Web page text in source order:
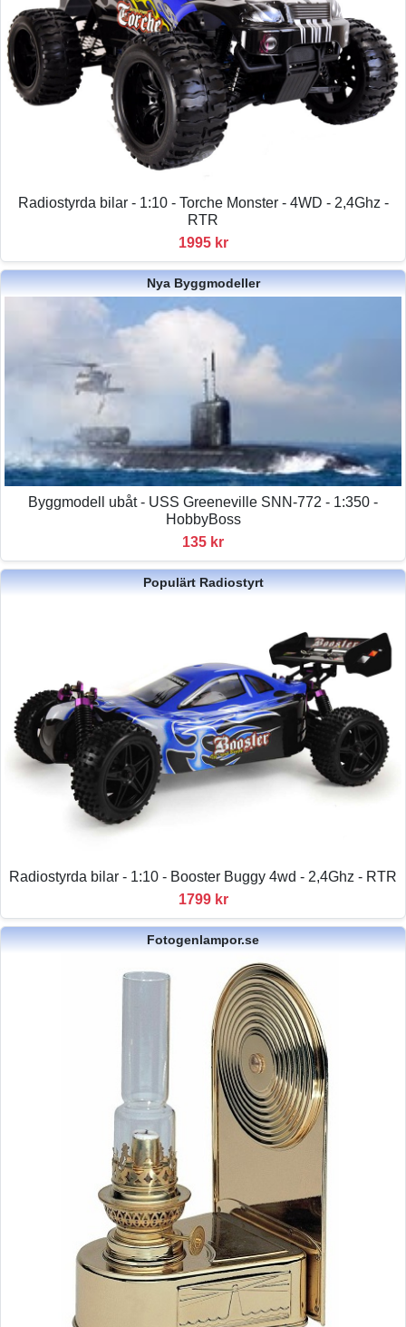
Radiostyrda bilar - 1:10 - Torche Monster - 4WD - 2,4Ghz -
RTR
1995 kr
Nya Byggmodeller
Byggmodell ubåt - USS Greeneville SNN-772 - 1:350 -
HobbyBoss
135 kr
Populärt Radiostyrt
Radiostyrda bilar - 1:10 - Booster Buggy 4wd - 2,4Ghz - RTR
1799 kr
Fotogenlampor.se